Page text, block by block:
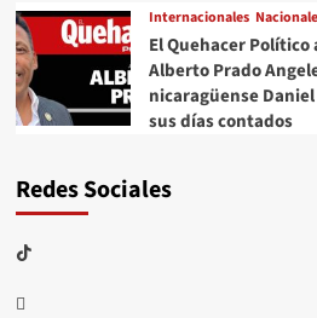
Internacionales
El Quehacer
Alberto Prado
nicaragüense
sus días contados
Redes Sociales
TikTok
threads